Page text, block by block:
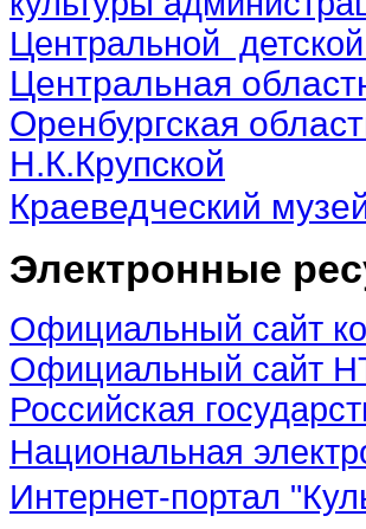
Центральной
Центральная
Оренбургская
Н.К.Крупской
Краеведческий
Электронные
Официальный сайт
Официальный сайт
Российская
Национальная
Интернет-портал